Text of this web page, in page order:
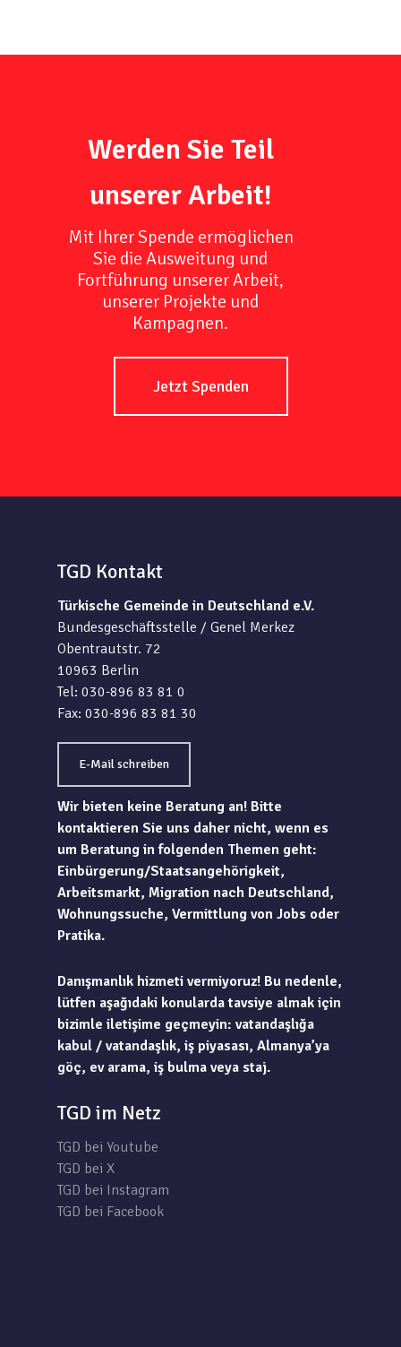
Werden Sie Teil
unserer Arbeit!
Mit Ihrer Spende ermöglichen
Sie die Ausweitung und
Fortführung unserer Arbeit,
unserer Projekte und
Kampagnen.
Jetzt Spenden
TGD Kontakt
Türkische Gemeinde in Deutschland e.V.
Bundesgeschäftsstelle / Genel Merkez
Obentrautstr. 72
10963 Berlin
Tel: 030-896 83 81 0
Fax: 030-896 83 81 30
E-Mail schreiben
Wir bieten keine Beratung an! Bitte
kontaktieren Sie uns daher nicht, wenn es
um Beratung in folgenden Themen geht:
Einbürgerung/Staatsangehörigkeit,
Arbeitsmarkt, Migration nach Deutschland,
Wohnungssuche, Vermittlung von Jobs oder
Pratika.
Danışmanlık hizmeti vermiyoruz! Bu nedenle,
lütfen aşağıdaki konularda tavsiye almak için
bizimle iletişime geçmeyin: vatandaşlığa
kabul / vatandaşlık, iş piyasası, Almanya’ya
göç, ev arama, iş bulma veya staj.
TGD im Netz
TGD bei Youtube
TGD bei X
TGD bei Instagram
TGD bei Facebook